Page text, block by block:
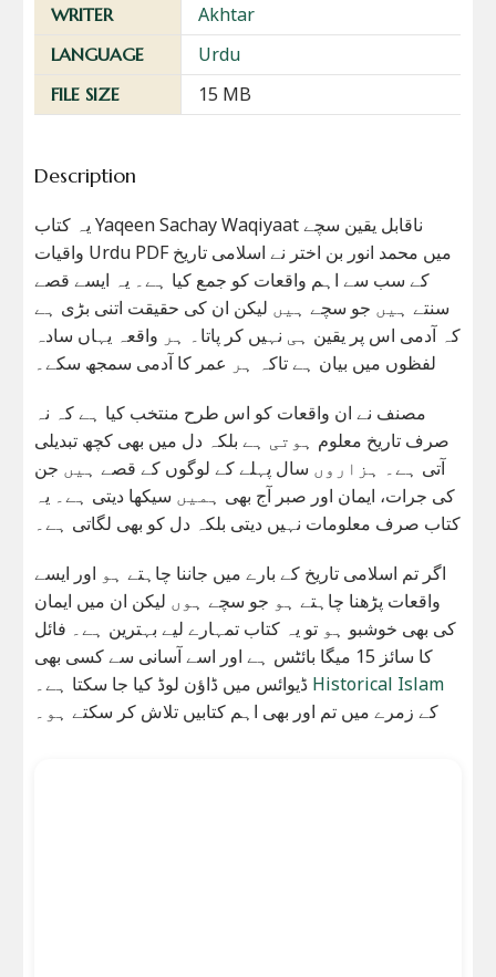
WRITER
Akhtar
LANGUAGE Urdu
FILE SIZE 15 MB
Description
یہ کتاب Yaqeen Sachay Waqiyaat ناقابل یقین سچے
واقیات Urdu PDF میں محمد انور بن اختر نے اسلامی تاریخ
کے سب سے اہم واقعات کو جمع کیا ہے۔ یہ ایسے قصے
سنتے ہیں جو سچے ہیں لیکن ان کی حقیقت اتنی بڑی ہے
کہ آدمی اس پر یقین ہی نہیں کر پاتا۔ ہر واقعہ یہاں سادہ
لفظوں میں بیان ہے تاکہ ہر عمر کا آدمی سمجھ سکے۔
مصنف نے ان واقعات کو اس طرح منتخب کیا ہے کہ نہ
صرف تاریخ معلوم ہوتی ہے بلکہ دل میں بھی کچھ تبدیلی
آتی ہے۔ ہزاروں سال پہلے کے لوگوں کے قصے ہیں جن
کی جرات، ایمان اور صبر آج بھی ہمیں سیکھا دیتی ہے۔ یہ
کتاب صرف معلومات نہیں دیتی بلکہ دل کو بھی لگاتی ہے۔
اگر تم اسلامی تاریخ کے بارے میں جاننا چاہتے ہو اور ایسے
واقعات پڑھنا چاہتے ہو جو سچے ہوں لیکن ان میں ایمان
کی بھی خوشبو ہو تو یہ کتاب تمہارے لیے بہترین ہے۔ فائل
کا سائز 15 میگا بائٹس ہے اور اسے آسانی سے کسی بھی
Historical Islam
کے زمرے میں تم اور بھی اہم کتابیں تلاش کر سکتے ہو۔